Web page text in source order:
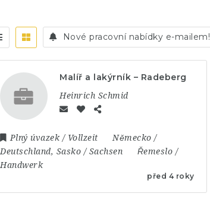
Nové pracovní nabídky e-mailem!
Malíř a lakýrník – Radeberg
před 4 roky
Heinrich Schmid
Plný úvazek / Vollzeit
Německo /
Deutschland, Sasko / Sachsen
Řemeslo /
Handwerk